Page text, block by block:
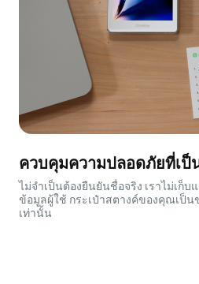
ควบคุมความปลอดภัยที่เ
ไม่จำเป็นต้องยืนยันชื่อจริง เราไม่เก็บ
ข้อมูลผู้ใช้ กระเป๋าสตางค์ของคุณเป็
เท่านั้น